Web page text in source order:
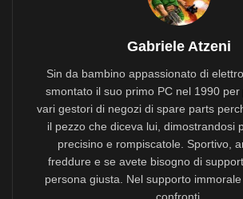
Gabriele Atzeni
Sin da bambino appassionato di
smontato il suo primo PC nel 1990
vari gestori di negozi di spare parts
il pezzo che diceva lui, dimostrandosi
precisino e rompiscatole. Sportivo,
freddure e se avete bisogno di
persona giusta. Nel supporto